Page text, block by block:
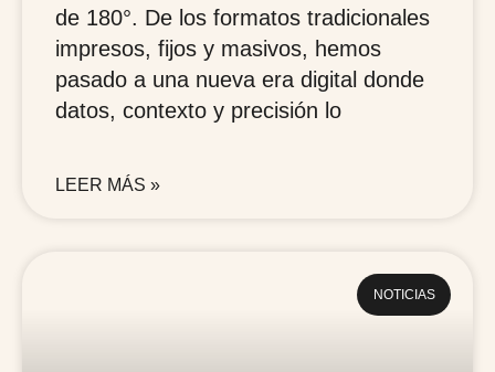
de 180°. De los formatos tradicionales
impresos, fijos y masivos, hemos
pasado a una nueva era digital donde
datos, contexto y precisión lo
LEER MÁS »
NOTICIAS